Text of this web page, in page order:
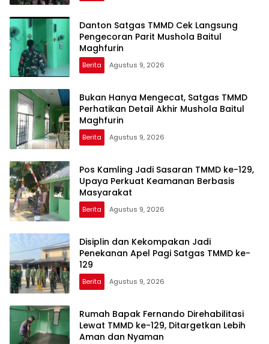
Danton Satgas TMMD Cek Langsung
Pengecoran Parit Mushola Baitul
Maghfurin
Berita Agustus 9, 2026
Bukan Hanya Mengecat, Satgas TMMD
Perhatikan Detail Akhir Mushola Baitul
Maghfurin
Berita Agustus 9, 2026
Pos Kamling Jadi Sasaran TMMD ke-129,
Upaya Perkuat Keamanan Berbasis
Masyarakat
Berita Agustus 9, 2026
Disiplin dan Kekompakan Jadi
Penekanan Apel Pagi Satgas TMMD ke-
129
Berita Agustus 9, 2026
Rumah Bapak Fernando Direhabilitasi
Lewat TMMD ke-129, Ditargetkan Lebih
Aman dan Nyaman